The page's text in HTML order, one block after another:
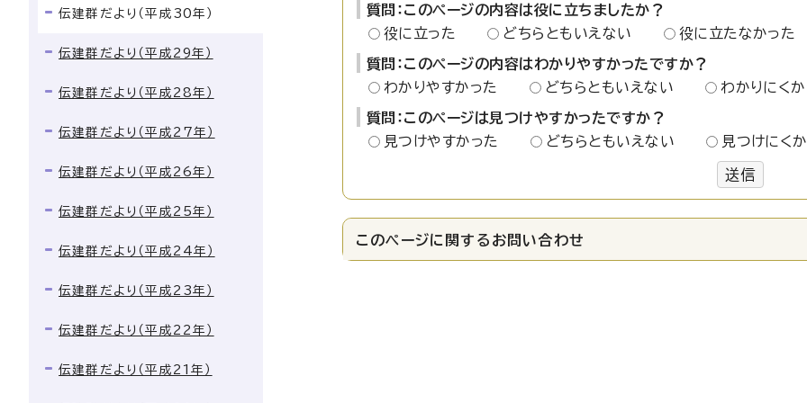
質問：このページの内容は役に立ちましたか？
役に立った
どちらともいえない 役に立たなかった
質問：このページの内容はわかりやすかったですか？
わかりやすかった
どちらともいえない わかりにくか
質問：このページは見つけやすかったですか？
見つけやすかった
どちらともいえない 見つけにく
送信
このページに関する お問い合わせ
伝建群だより（平成30年）
伝建群だより（平成29年）
伝建群だより（平成28年）
伝建群だより（平成27年）
伝建群だより（平成26年）
伝建群だより（平成25年）
伝建群だより（平成24年）
伝建群だより（平成23年）
伝建群だより（平成22年）
伝建群だより（平成21年）